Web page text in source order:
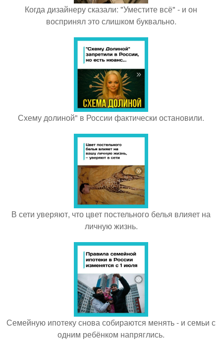
Когда дизайнеру сказали: "Уместите всё" - и он
воспринял это слишком буквально.
Схему долиной" в России фактически остановили.
В сети уверяют, что цвет постельного белья влияет на
личную жизнь.
Семейную ипотеку снова собираются менять - и семьи с
одним ребёнком напряглись.